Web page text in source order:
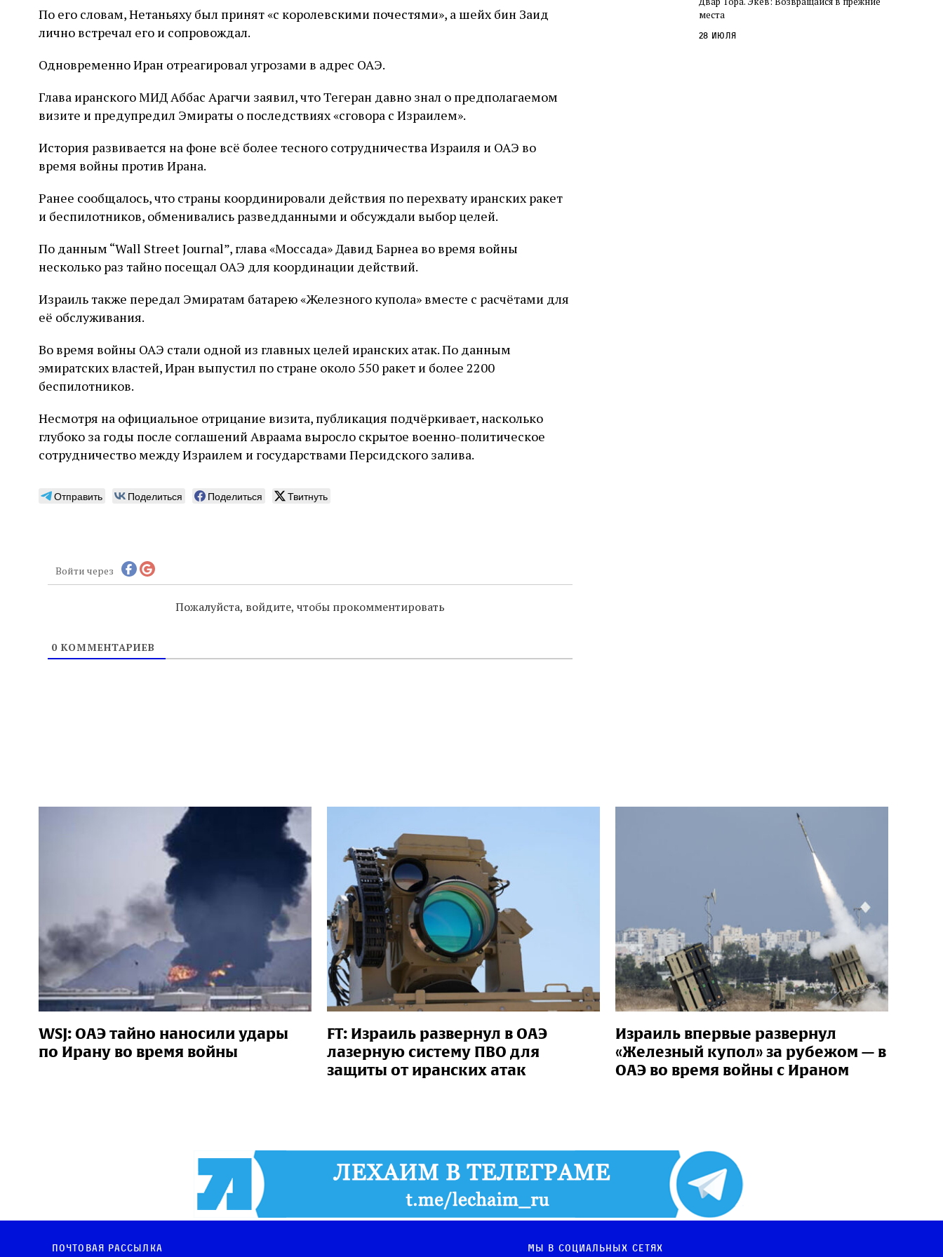
По его словам, Нетаньяху был принят «с королевскими почестями», а шейх бин Заид
лично встречал его и сопровождал.
Одновременно Иран отреагировал угрозами в адрес ОАЭ.
Глава иранского МИД Аббас Арагчи заявил, что Тегеран давно знал о предполагаемом
визите и предупредил Эмираты о последствиях «сговора с Израилем».
История развивается на фоне всё более тесного сотрудничества Израиля и ОАЭ во
время войны против Ирана.
Ранее сообщалось, что страны координировали действия по перехвату иранских ракет
и беспилотников, обменивались разведданными и обсуждали выбор целей.
По данным “Wall Street Journal”, глава «Моссада» Давид Барнеа во время войны
несколько раз тайно посещал ОАЭ для координации действий.
Израиль также передал Эмиратам батарею «Железного купола» вместе с расчётами для
её обслуживания.
Во время войны ОАЭ стали одной из главных целей иранских атак. По данным
эмиратских властей, Иран выпустил по стране около 550 ракет и более 2200
беспилотников.
Несмотря на официальное отрицание визита, публикация подчёркивает, насколько
глубоко за годы после соглашений Авраама выросло скрытое военно-политическое
сотрудничество между Израилем и государствами Персидского залива.
Отправить Поделиться Поделиться Твитнуть
Войти через
Пожалуйста, войдите, чтобы прокомментировать
0КОММЕНТАРИЕВ
слово в переводе Библии
места
28 июля
WSJ: ОАЭ тайно наносили удары
по Ирану во время войны
FT: Израиль развернул в ОАЭ
лазерную систему ПВО для
защиты от иранских атак
Израиль впервые развернул
«Железный купол» за рубежом — в
ОАЭ во время войны с Ираном
Почтовая рассылка Мы в социальных сетях